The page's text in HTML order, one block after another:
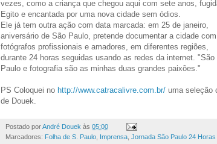
vezes, como a criança que chegou aqui com sete anos,
Egito e encantada por uma nova cidade sem ódios.
Ele já tem outra ação com data marcada: em 25 de janeiro,
aniversário de São Paulo, pretende documentar a cidade com
fotógrafos profissionais e amadores, em diferentes regiões,
durante 24 horas seguidas usando as redes da internet. "São
Paulo e fotografia são as minhas duas grandes paixões."
PS Coloquei no http://www.catracalivre.com.br/ uma seleção
de Douek.
Postado porAndré Douek às 05:00
Marcadores: Folha de S. Paulo Imprensa Jornada São Paulo 24 Horas